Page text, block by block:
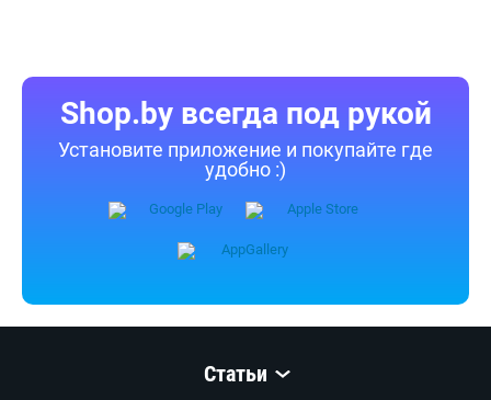
Shop.by всегда под рукой
Установите приложение и покупайте где
удобно :)
Статьи